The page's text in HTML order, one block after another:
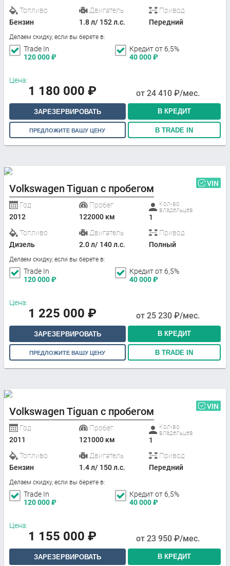
Топливо
Бензин
Двигатель
1.8 л/ 152 л.с.
Привод
Передний
Делаем скидку, если вы берете в:
Trade In
120 000₽
Кредит от 6,5%
40 000₽
Цена:
1 180 000 ₽ от 24 410 ₽/мес.
ЗАРЕЗЕРВИРОВАТЬ В КРЕДИТ
ПРЕДЛОЖИТЕ ВАШУ ЦЕНУ В TRADE IN
Volkswagen Tiguan с пробегом VIN
Год
2012
Пробег
122000 км
Кол-во
владельцев
1
Топливо
Дизель
Двигатель
2.0 л/ 140 л.с.
Привод
Полный
Делаем скидку, если вы берете в:
Trade In
120 000₽
Кредит от 6,5%
40 000₽
Цена:
1 225 000 ₽ от 25 230 ₽/мес.
ЗАРЕЗЕРВИРОВАТЬ В КРЕДИТ
ПРЕДЛОЖИТЕ ВАШУ ЦЕНУ В TRADE IN
Volkswagen Tiguan с пробегом VIN
Год
2011
Пробег
121000 км
Кол-во
владельцев
1
Топливо
Бензин
Двигатель
1.4 л/ 150 л.с.
Привод
Передний
Делаем скидку, если вы берете в:
Trade In
120 000₽
Кредит от 6,5%
40 000₽
Цена:
1 155 000 ₽ от 23 950 ₽/мес.
ЗАРЕЗЕРВИРОВАТЬ В КРЕДИТ